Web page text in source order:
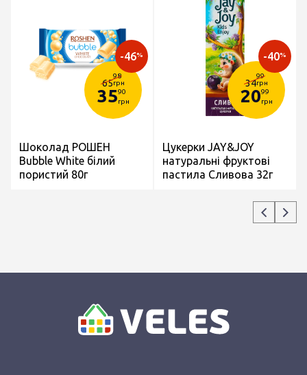
65
98
грн
3590
грн
-46%
Шоколад РОШЕН
Bubble White білий
пористий 80г
34
99
грн
2099
грн
-40%
Цукерки JAY&JOY
натуральні фруктові
пастила Сливова 32г